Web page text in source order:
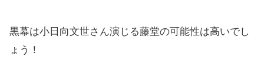
黒幕は小日向文世さん演じる藤堂の可能性は高いでし
ょう！